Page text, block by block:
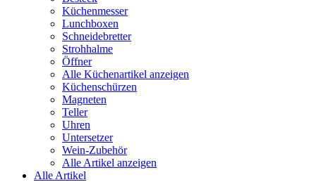
Küchenmesser
Lunchboxen
Schneidebretter
Strohhalme
Öffner
Alle Küchenartikel anzeigen
Küchenschürzen
Magneten
Teller
Uhren
Untersetzer
Wein-Zubehör
Alle Artikel anzeigen
Alle Artikel